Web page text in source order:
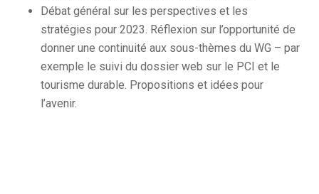
Débat général sur les perspectives et les
stratégies pour 2023. Réflexion sur l’opportunité de
donner une continuité aux sous-thèmes du WG – par
exemple le suivi du dossier web sur le PCI et le
tourisme durable. Propositions et idées pour
l’avenir.